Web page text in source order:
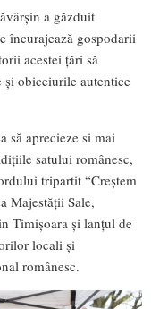
a găzduit
încurajează gospodarii
acestei țări să
obiceiurile autentice
să aprecieze si mai
satului românesc,
tripartit “Creștem
Majestății Sale,
Timișoara și lanțul de
locali și
românesc.